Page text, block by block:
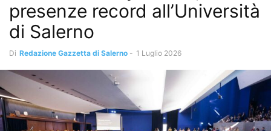
presenze record all’Università
di Salerno
Di Redazione Gazzetta di Salerno - 1 Luglio 2026